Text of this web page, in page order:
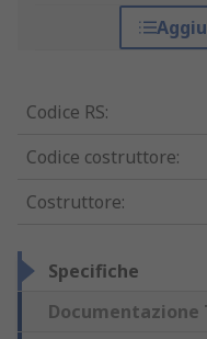
Codice RS:
Codice costruttore:
Costruttore:
Specifiche
Documentazione